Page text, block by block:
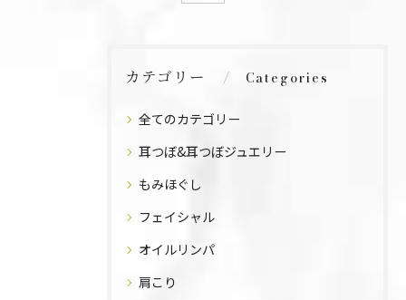
カテゴリー Categories
全てのカテゴリー
耳つぼ&耳つぼジュエリー
もみほぐし
フェイシャル
オイルリンパ
肩こり